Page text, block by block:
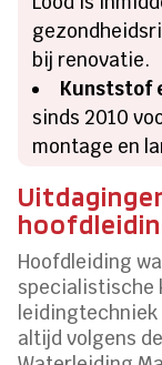
bij renovatie.
Kunststof
sinds 2010
montage en
Hoofdleiding
specialistische
altijd volgens